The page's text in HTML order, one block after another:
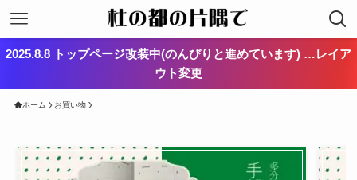
2025.8.8 トップページ改装中(のんびりと進めています) …レイア
ウト変更
ホーム お買い物